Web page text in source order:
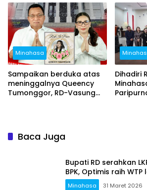
peserta BPJS
Ketenegakerjaan
Minahasa
Sampaikan berduka atas
meninggalnya Queency
Tumonggor, RD-Vasung
Dihadiri
Baca Juga
Bupati RD serahkan
BPK, Optimis raih WTP
Minahasa 31 Maret 2026